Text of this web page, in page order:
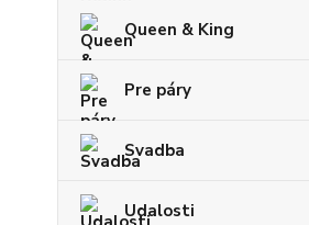
Queen & King
Pre páry
Svadba
Udalosti